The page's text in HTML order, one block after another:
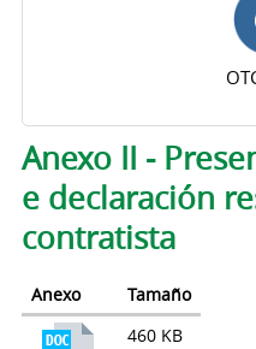
Pestanas principais
Anexo II -
e declaración
contratista
Anexo
Tamaño
460 KB